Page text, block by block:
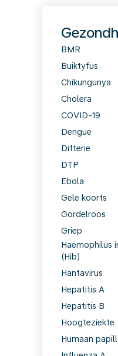
BMR
Buiktyfus
Chikungunya
Cholera
COVID-19
Dengue
Difterie
DTP
Ebola
Gele koorts
Gordelroos
Griep
Haemophilus
(Hib)
Hantavirus
Hepatitis A
Hepatitis B
Hoogteziekte
Humaan